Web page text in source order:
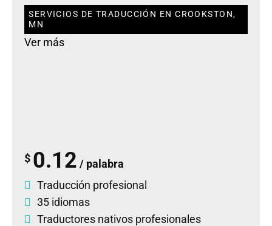
SERVICIOS DE TRADUCCIÓN EN CROOKSTON,
MN
Ver más
$ 0.12 / palabra
Traducción profesional
35 idiomas
Traductores nativos profesionales